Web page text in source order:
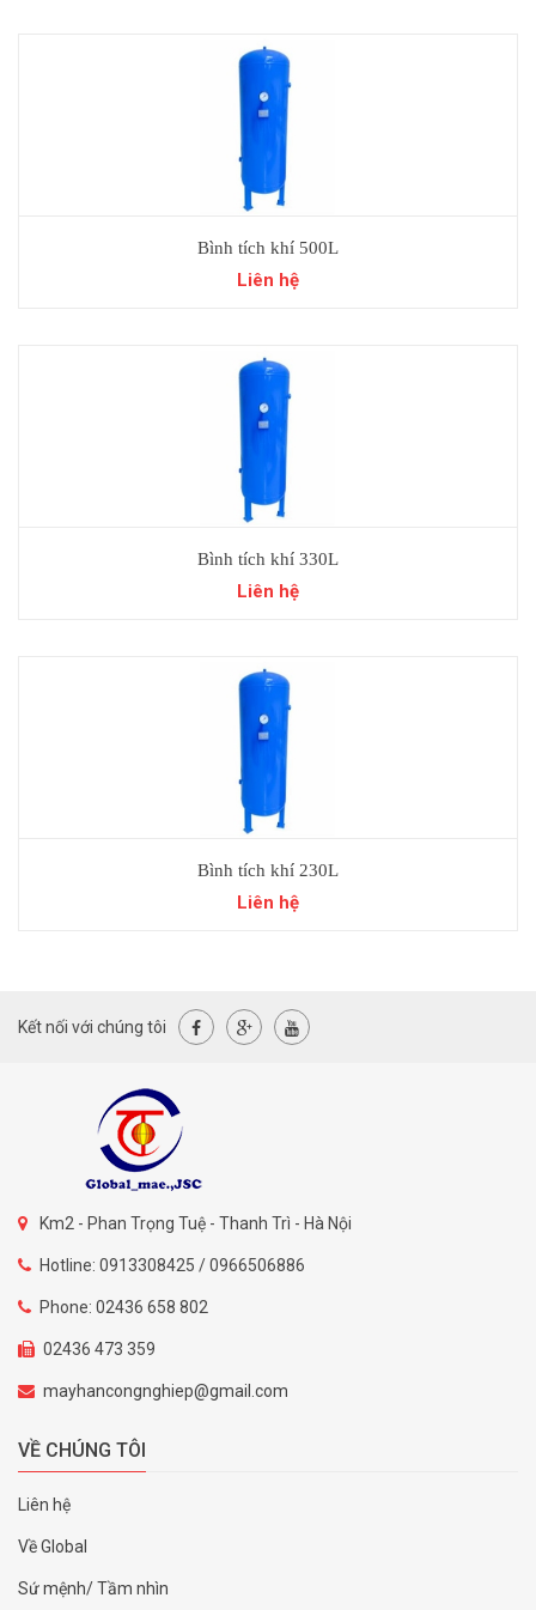
Bình tích khí 500L
Liên hệ
Bình tích khí 330L
Liên hệ
Bình tích khí 230L
Liên hệ
Kết nối với chúng tôi
Km2 - Phan Trọng Tuệ - Thanh Trì - Hà Nội
Hotline: 0913308425 / 0966506886
Phone: 02436 658 802
02436 473 359
mayhancongnghiep@gmail.com
VỀ CHÚNG TÔI
Liên hệ
Về Global
Sứ mệnh/ Tầm nhìn